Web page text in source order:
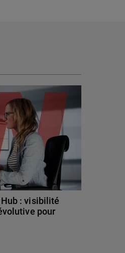
Hub : visibilité
pour